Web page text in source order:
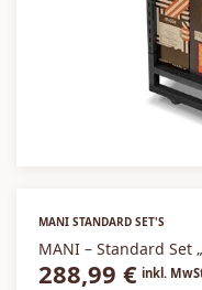
MANI STANDARD SET'S
MANI – Standard Set
288,99 € inkl.